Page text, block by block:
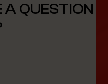
A QUESTION